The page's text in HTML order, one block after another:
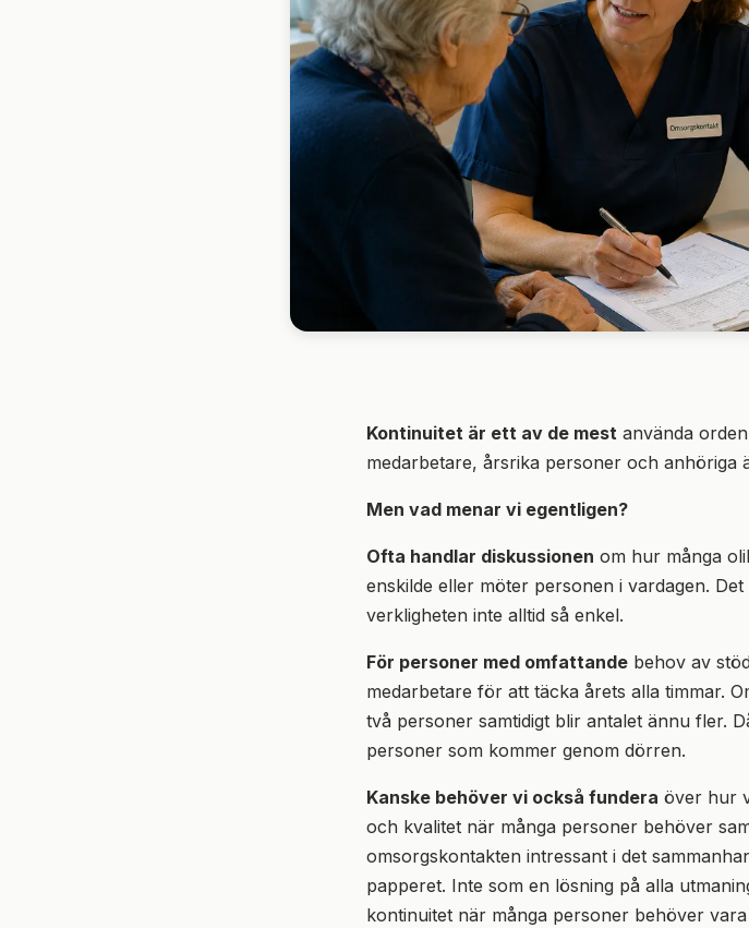
Kontinuitet är ett av de mest använda
medarbetare, årsrika personer och anhöriga
Men vad menar vi egentligen?
Ofta handlar diskussionen om hur många
enskilde eller möter personen i vardagen.
verkligheten inte alltid så enkel.
För personer med omfattande behov av
medarbetare för att täcka årets alla timmar.
två personer samtidigt blir antalet ännu fler.
personer som kommer genom dörren.
Kanske behöver vi också fundera över hur
och kvalitet när många personer behöver
omsorgskontakten intressant i det
papperet. Inte som en lösning på alla
kontinuitet när många personer behöver